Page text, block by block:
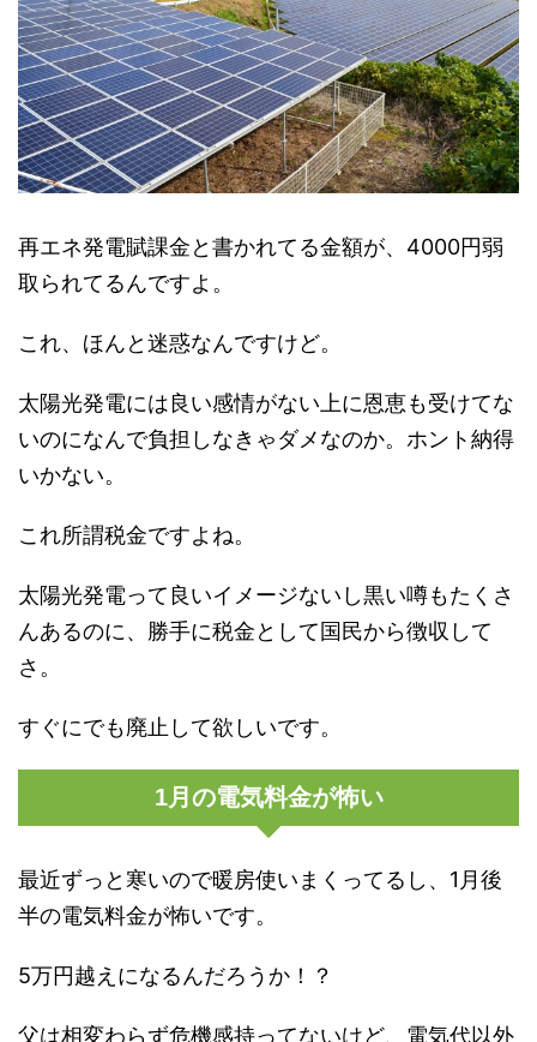
再エネ発電賦課金と書かれてる金額が、4000円弱
取られてるんですよ。
これ、ほんと迷惑なんですけど。
太陽光発電には良い感情がない上に恩恵も受けてな
いのになんで負担しなきゃダメなのか。ホント納得
いかない。
これ所謂税金ですよね。
太陽光発電って良いイメージないし黒い噂もたくさ
んあるのに、勝手に税金として国民から徴収して
さ。
すぐにでも廃止して欲しいです。
1月の電気料金が怖い
最近ずっと寒いので暖房使いまくってるし、1月後
半の電気料金が怖いです。
5万円越えになるんだろうか！？
父は相変わらず危機感持ってないけど、電気代以外